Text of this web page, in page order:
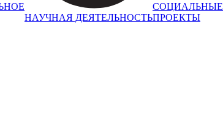
НАУЧНАЯ ДЕЯТЕЛЬНОСТЬ
СОЦИАЛЬНЫЕ
ПРОЕКТЫ